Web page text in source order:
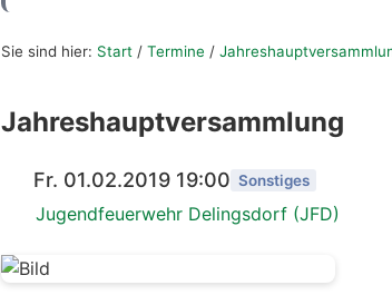
Sie sind hier: Start / Termine /
Jahreshauptversammlung
Fr. 01.02.2019 19:00 Sonstiges
Jugendfeuerwehr Delingsdorf (JFD)